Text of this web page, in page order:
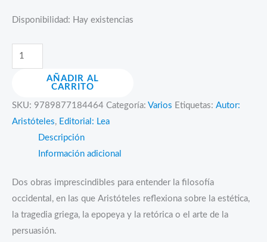
Disponibilidad: Hay existencias
Poética.
Retórica
AÑADIR AL
CARRITO
SKU: 9789877184464 Categoría: Varios Etiquetas: Autor:
Aristóteles, Editorial: Lea
Descripción
Información adicional
Dos obras imprescindibles para entender la filosofía
occidental, en las que Aristóteles reflexiona sobre la estética,
la tragedia griega, la epopeya y la retórica o el arte de la
persuasión.